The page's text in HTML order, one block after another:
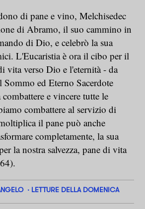
di pane e vino, Melchisedec
di Abramo, il suo cammino in
di Dio, e celebrò la sua
L'Eucaristia è ora il cibo per il
vita verso Dio e l'eternità - da
ed Eterno Sacerdote
e vincere tutte le
combattere al servizio di
il pane può anche
completamente, la sua
la nostra salvezza, pane di vita
LETTURE DELLA DOMENICA